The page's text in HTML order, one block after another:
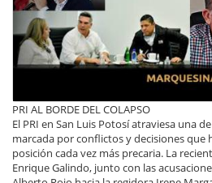
PRI AL BORDE DEL COLAPSO
El PRI en San Luis Potosí atraviesa una
marcada por conflictos y decisiones que
posición cada vez más precaria. La
Enrique Galindo, junto con las